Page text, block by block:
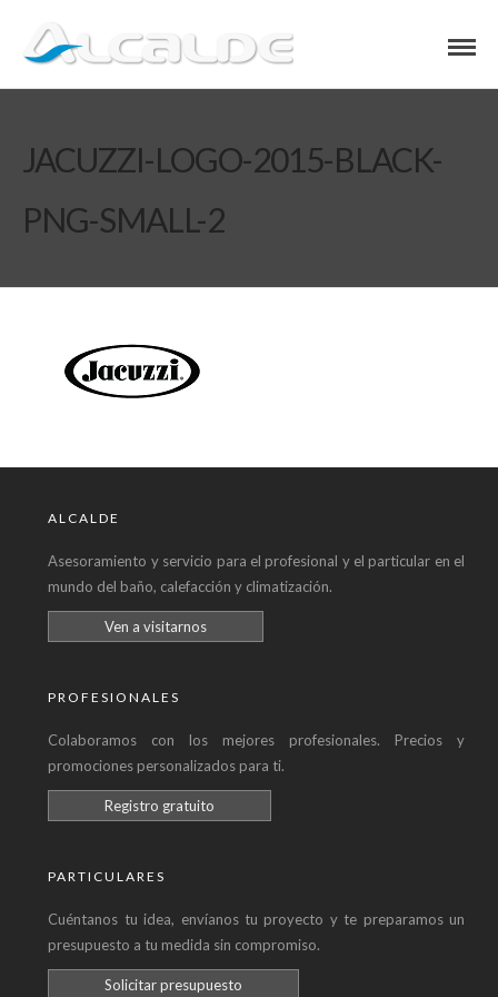
JACUZZI-LOGO-2015-BLACK-
PNG-SMALL-2
ALCALDE
Asesoramiento y servicio para el profesional y el particular en el
mundo del baño, calefacción y climatización.
Ven a visitarnos
PROFESIONALES
Colaboramos con los mejores profesionales. Precios y
promociones personalizados para ti.
Registro gratuito
PARTICULARES
Cuéntanos tu idea, envíanos tu proyecto y te preparamos un
presupuesto a tu medida sin compromiso.
Solicitar presupuesto